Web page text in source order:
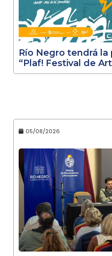
Río Negro tendrá
“Plaf! Festival de
05/08/2026